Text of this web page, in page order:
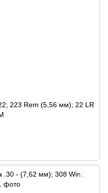
223 Rem (5,56 мм); 22 LR